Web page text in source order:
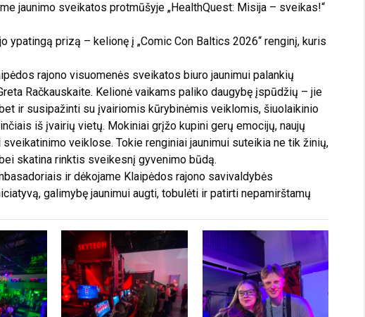
jaunimo sveikatos protmūšyje „HealthQuest: Misija – sveikas!“
ypatingą prizą – kelionę į „Comic Con Baltics 2026“ renginį, kuris
rajono visuomenės sveikatos biuro jaunimui palankių
Račkauskaite. Kelionė vaikams paliko daugybę įspūdžių – jie
ir susipažinti su įvairiomis kūrybinėmis veiklomis, šiuolaikinio
iš įvairių vietų. Mokiniai grįžo kupini gerų emocijų, naujų
veiklose. Tokie renginiai jaunimui suteikia ne tik žinių,
skatina rinktis sveikesnį gyvenimo būdą.
ir dėkojame Klaipėdos rajono savivaldybės
galimybę jaunimui augti, tobulėti ir patirti nepamirštamų